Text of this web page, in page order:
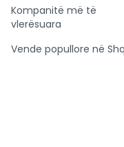
Kompanitë më të
vlerësuara
Vende popullore në